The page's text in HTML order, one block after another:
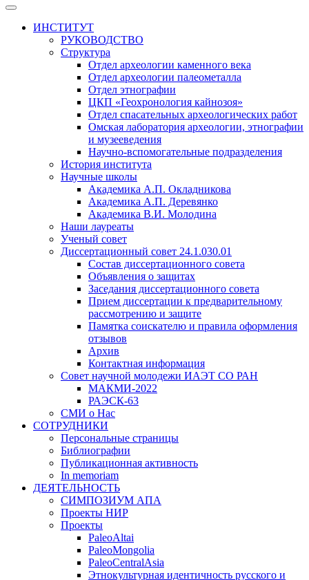
ИНСТИТУТ
РУКОВОДСТВО
Структура
Отдел археологии каменного века
Отдел археологии палеометалла
Отдел этнографии
ЦКП «Геохронология кайнозоя»
Отдел спасательных археологических работ
Омская лаборатория археологии, этнографии
и музееведения
Научно-вспомогательные подразделения
История института
Научные школы
Академика А.П. Окладникова
Академика А.П. Деревянко
Академика В.И. Молодина
Наши лауреаты
Ученый совет
Диссертационный совет 24.1.030.01
Состав диссертационного совета
Объявления о защитах
Заседания диссертационного совета
Прием диссертации к предварительному
рассмотрению и защите
Памятка соискателю и правила оформления
отзывов
Архив
Контактная информация
Совет научной молодежи ИАЭТ СО РАН
МАКМИ-2022
РАЭСК-63
СМИ о Нас
СОТРУДНИКИ
Персональные страницы
Библиографии
Публикационная активность
In memoriam
ДЕЯТЕЛЬНОСТЬ
СИМПОЗИУМ АПА
Проекты НИР
Проекты
PaleoAltai
PaleoMongolia
PaleoCentralAsia
Этнокультурная идентичность русского и